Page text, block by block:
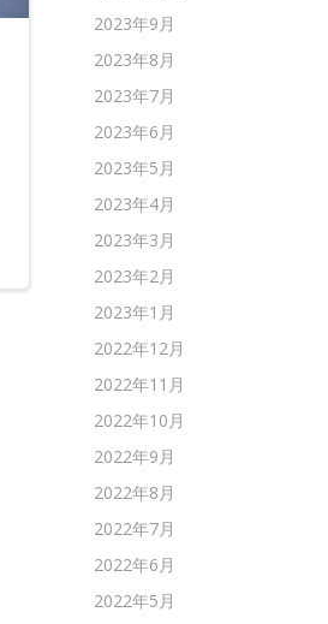
2023年9月
2023年8月
2023年7月
2023年6月
2023年5月
2023年4月
2023年3月
2023年2月
2023年1月
2022年12月
2022年11月
2022年10月
2022年9月
2022年8月
2022年7月
2022年6月
2022年5月